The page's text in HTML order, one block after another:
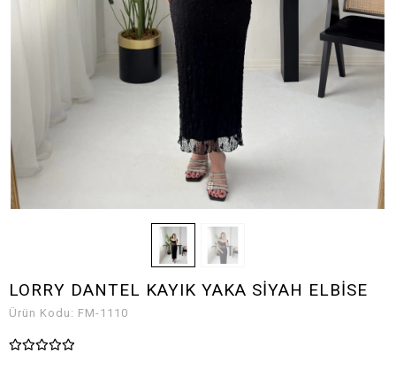
LORRY DANTEL KAYIK YAKA SİYAH ELBİSE
Ürün Kodu: FM-1110